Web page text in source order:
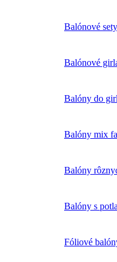
Balónové sety
Balónové
Balóny do
Balóny mix
Balóny
Balóny s
Fóliové